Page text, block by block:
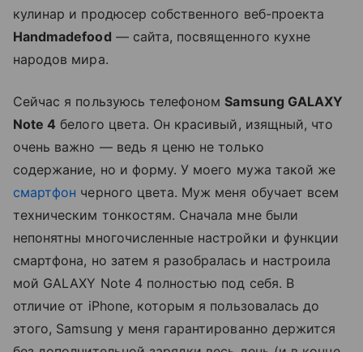
кулинар и продюсер собственного веб-проекта
Handmadefood — сайта, посвященного кухне
народов мира.
Сейчас я пользуюсь телефономSamsung GALAXY
Note 4 белого цвета. Он красивый, изящный, что
очень важно — ведь я ценю не только
содержание, но и форму. У моего мужа такой же
смартфон черного цвета. Муж меня обучает всем
техническим тонкостям. Сначала мне были
непонятны многочисленные настройки и функции
смартфона, но затем я разобралась и настроила
мой GALAXY Note 4 полностью под себя. В
отличие от iPhone, которым я пользовалась до
этого, Samsung у меня гарантированно держится